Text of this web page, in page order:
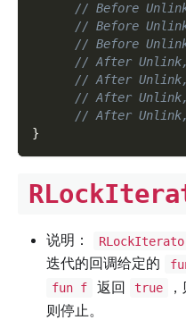
// Before
// Before
// Before
// After
// After
// After
// After
}
说明：
迭代的回调给定的
fun f 返回 true
则停止。